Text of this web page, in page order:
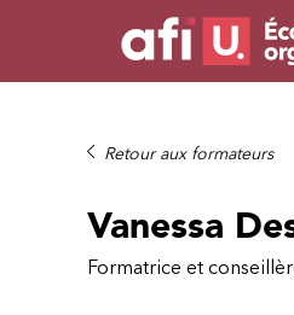
Retour aux formateurs
Vanessa
Formatrice et